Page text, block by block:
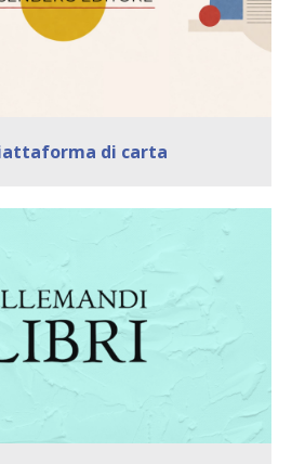
di carta